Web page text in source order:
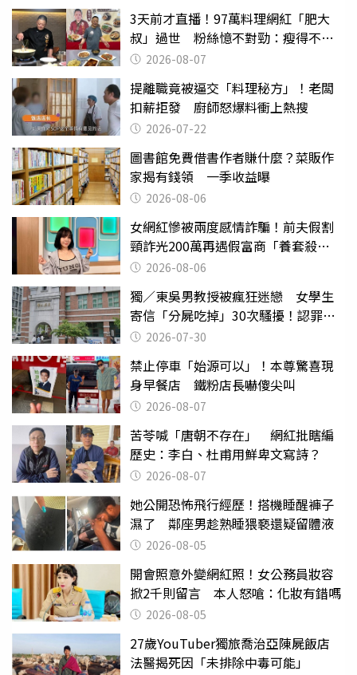
3天前才直播！97萬料理網紅「肥大
叔」過世 粉絲憶不對勁：瘦得不合
理 2026-08-07
提離職竟被逼交「料理秘方」！老闆
扣薪拒發 廚師怒爆料衝上熱搜
2026-07-22
圖書館免費借書作者賺什麼？菜販作
家揭有錢領 一季收益曝
2026-08-06
女網紅慘被兩度感情詐騙！前夫假割
頸詐光200萬再遇假富商「養套殺
2000萬」
2026-08-06
獨／東吳男教授被瘋狂迷戀 女學生
寄信「分屍吃掉」30次騷擾！認罪免
關 2026-07-30
禁止停車「始源可以」！本尊驚喜現
身早餐店 鐵粉店長嚇傻尖叫
2026-08-07
苦苓喊「唐朝不存在」 網紅批瞎編
歷史：李白、杜甫用鮮卑文寫詩？
2026-08-07
她公開恐怖飛行經歷！搭機睡醒褲子
濕了 鄰座男趁熟睡猥褻還疑留體液
2026-08-05
開會照意外變網紅照！女公務員妝容
掀2千則留言 本人怒嗆：化妝有錯嗎
2026-08-05
27歲YouTuber獨旅喬治亞陳屍飯店
法醫揭死因「未排除中毒可能」